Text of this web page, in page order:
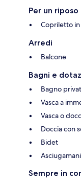
Per un
Copriletto
Arredi
Balcone
Bagni e
Bagno
Vasca a
Vasca o
Doccia con
Bidet
Asciugamani
Sempre in